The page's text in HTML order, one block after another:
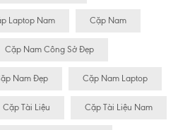
Laptop Nam Cặp Nam
Cặp Nam Công Sở Đẹp
Nam Đẹp Cặp Nam Laptop
Cặp Tài Liệu Cặp Tài Liệu Nam